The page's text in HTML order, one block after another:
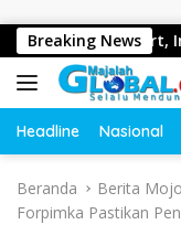
Breaking News
di Resort, Ini
Headline Nasional
Beranda Berita
Forpimka Pastikan